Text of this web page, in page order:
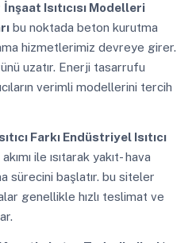
İnşaat Isıtıcısı Modelleri
bu noktada beton kurutma
hizmetlerimiz devreye girer.
uzatır. Enerji tasarrufu
verimli modellerini tercih
Farkı Endüstriyel Isıtıcı
ile ısıtarak yakıt- hava
sürecini başlatır. bu siteler
genellikle hızlı teslimat ve